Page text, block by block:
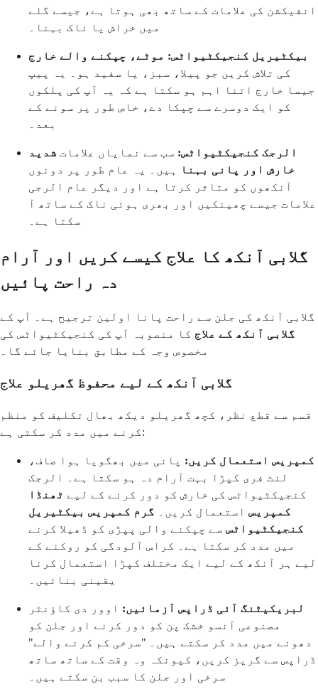
انفیکشن کی علامات کے ساتھ بھی ہوتا ہے، جیسے گلے
میں خراش یا ناک بہنا۔
بیکٹیریل کنجیکٹیواٹس: موٹے، چپکنے والے خارج
کی تلاش کریں جو پیلا، سبز، یا سفید ہو۔ یہ پیپ
جیسا خارج اتنا اہم ہو سکتا ہے کہ یہ آپ کی پلکوں
کو ایک دوسرے سے چپکا دے، خاص طور پر سونے کے
بعد۔
الرجک کنجیکٹیواٹس: سب سے نمایاں علامات شدید
خارش اور پانی بہنا
ہیں۔ یہ عام طور پر دونوں
آنکھوں کو متاثر کرتا ہے اور دیگر عام الرجی
علامات جیسے چھینکیں اور بھری ہوئی ناک کے ساتھ آ
سکتا ہے۔
گلابی آنکھ کا علاج کیسے کریں اور آرام
دہ راحت پائیں
گلابی آنکھ کی جلن سے راحت پانا اولین ترجیح ہے۔ آپ کے
گلابی آنکھ کے علاج کا منصوبہ آپ کی کنجیکٹیواٹس کی
مخصوص وجہ کے مطابق بنایا جائے گا۔
گلابی آنکھ کے لیے محفوظ گھریلو علاج
قسم سے قطع نظر، کچھ گھریلو دیکھ بھال تکلیف کو منظم
کرنے میں مدد کر سکتی ہے:
کمپریس استعمال کریں: پانی میں بھگویا ہوا صاف،
لنٹ فری کپڑا بہت آرام دہ ہو سکتا ہے۔ الرجک
کنجیکٹیواٹس کی خارش کو دور کرنے کے لیے ٹھنڈا
کمپریس استعمال کریں۔ گرم کمپریس بیکٹیریل
کنجیکٹیواٹس سے چپکنے والی پپڑی کو ڈھیلا کرنے
میں مدد کر سکتا ہے۔ کراس آلودگی کو روکنے کے
لیے ہر آنکھ کے لیے ایک مختلف کپڑا استعمال کرنا
یقینی بنائیں۔
لبریکیٹنگ آئی ڈراپس آزمائیں: اوور دی کاؤنٹر
مصنوعی آنسو خشک پن کو دور کرنے اور جلن کو
دھونے میں مدد کر سکتے ہیں۔ "سرخی کم کرنے والے"
ڈراپس سے گریز کریں، کیونکہ وہ وقت کے ساتھ ساتھ
سرخی اور جلن کا سبب بن سکتے ہیں۔